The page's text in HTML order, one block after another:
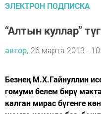
ЭЛЕКТРОН ПОДПИСКА
“Алтын куллар”
автор, 26 марта 2013 -
Безнең М.Х.Гайнуллин
гомуми белем бирү
калган мирас бүгенге